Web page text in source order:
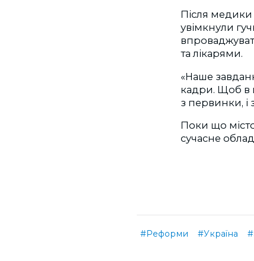
Після
увімкнули
та лікарями.
«Наше
кадри. Щоб в
з первинки, і
Поки що
сучасне
#Реформи #Україна